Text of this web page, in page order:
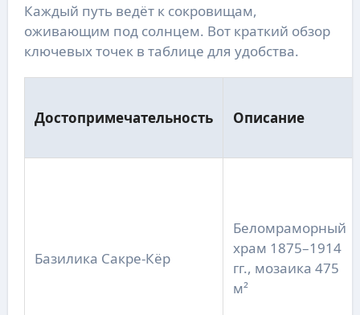
Каждый путь ведёт к сокровищам,
оживающим под солнцем. Вот краткий обзор
ключевых точек в таблице для удобства.
Достопримечательность Описание
Базилика Сакре-Кёр
Беломраморный
храм 1875–1914
гг., мозаика 475
м²